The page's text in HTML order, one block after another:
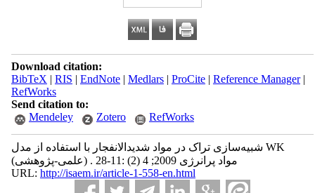
Download citation:
BibTeX | RIS | EndNote| Medlars| ProCite| Reference Manager|
RefWorks
Send citation to:
Mendeley
Zotero RefWorks
شبیه‌سازی تراک در مواد شدیدالانفجار با استفاده از مدل WK
(علمی-پژوهشی) . مواد پرانرژی 2009; 4 (2) :11-28
URL: http://isaem.ir/article-1-558-en.html